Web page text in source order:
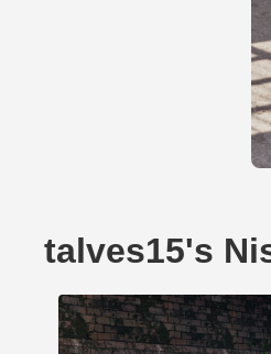
talves15's